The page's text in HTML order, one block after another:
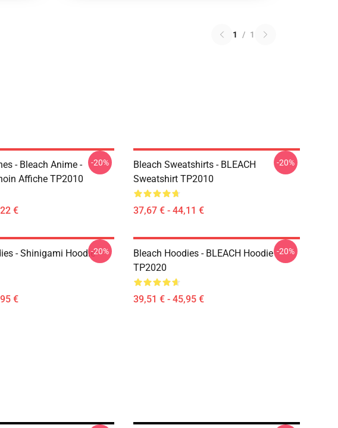
1 / 1
- Bleach Anime -
Affiche TP2010
€
-20%
Bleach Sweatshirts - BLEACH
Sweatshirt TP2010
37,67 € - 44,11 €
-20%
- Shinigami Hoodie
€
-20%
Bleach Hoodies - BLEACH Hoodie
TP2020
39,51 € - 45,95 €
-20%